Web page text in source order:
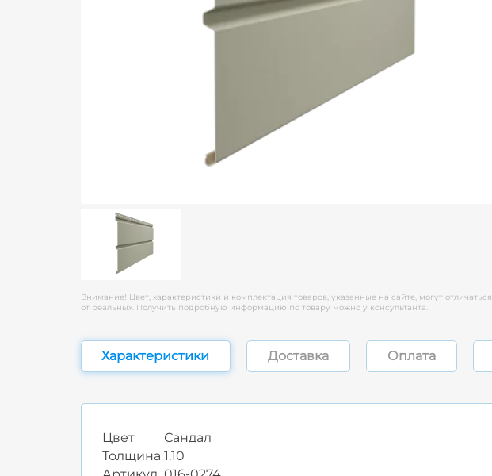
Внимание! Цвет, характеристики и комплектация товаров, указанные на сайте, могут отличаться
от реальных. Получить подробную информацию по товару можно у консультанта.
Характеристики Доставка Оплата
Цвет
Сандал
Толщина 1.10